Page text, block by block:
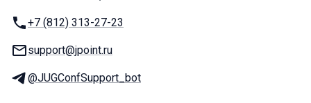
Телефон:
+7 (812) 313-27-23
E-mail:
support@jpoint.ru
Телеграм:
@JUGConfSupport_bot